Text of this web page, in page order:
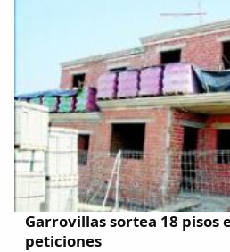
AmeÃ&#140;&#129;rica-y-
Garrovillas sortea 18 pisos
peticiones